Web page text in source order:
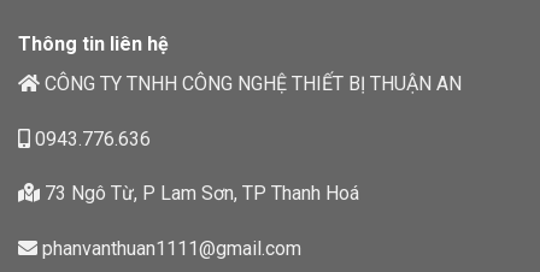
Thông tin liên hệ
CÔNG TY TNHH CÔNG NGHỆ THIẾT BỊ THUẬN AN
0943.776.636
73 Ngô Từ, P Lam Sơn, TP Thanh Hoá
phanvanthuan1111@gmail.com